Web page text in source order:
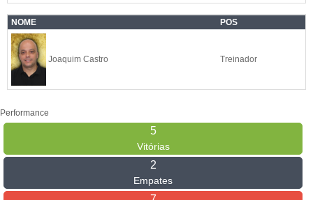
NOME POS
Joaquim Castro Treinador
Performance
5
Vitórias
2
Empates